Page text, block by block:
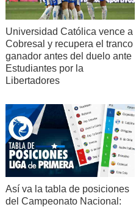
Universidad Católica vence a
Cobresal y recupera el tranco
ganador antes del duelo ante
Estudiantes por la
Libertadores
Así va la tabla de posiciones
del Campeonato Nacional: